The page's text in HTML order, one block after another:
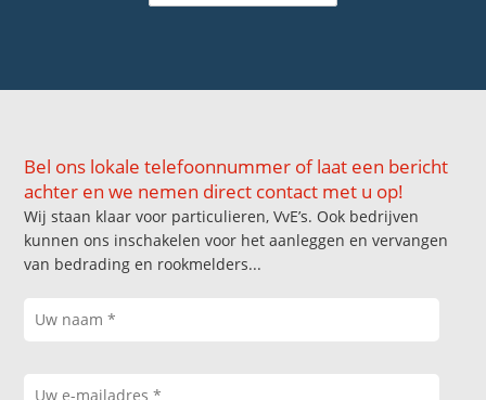
Bel ons lokale telefoonnummer of laat een bericht
achter en we nemen direct contact met u op!
Wij staan klaar voor particulieren, VvE’s. Ook bedrijven
kunnen ons inschakelen voor het aanleggen en vervangen
van bedrading en rookmelders...